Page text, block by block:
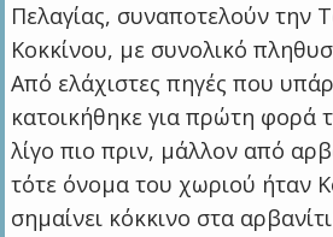
Πελαγίας, συναποτελούν την
Κοκκίνου, με συνολικό
Από ελάχιστες πηγές που
κατοικήθηκε για πρώτη φορά
λίγο πιο πριν, μάλλον από
τότε όνομα του χωριού ήταν
σημαίνει κόκκινο στα